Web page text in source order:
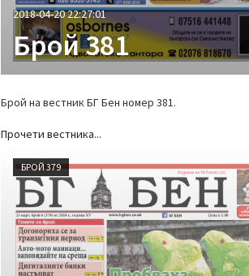
2018-04-20 22:27:01
Брой 381
Брой на вестник БГ Бен номер 381.
Прочети вестника...
БРОЙ 379